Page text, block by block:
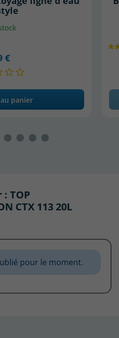
€
panier
TOP
CTX 113 20L
pour le moment.